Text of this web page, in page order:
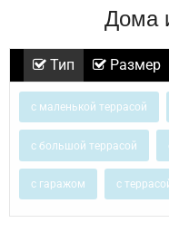
Дома
Тип Размер
с маленькой террасой
с большой террасой
с гаражом с